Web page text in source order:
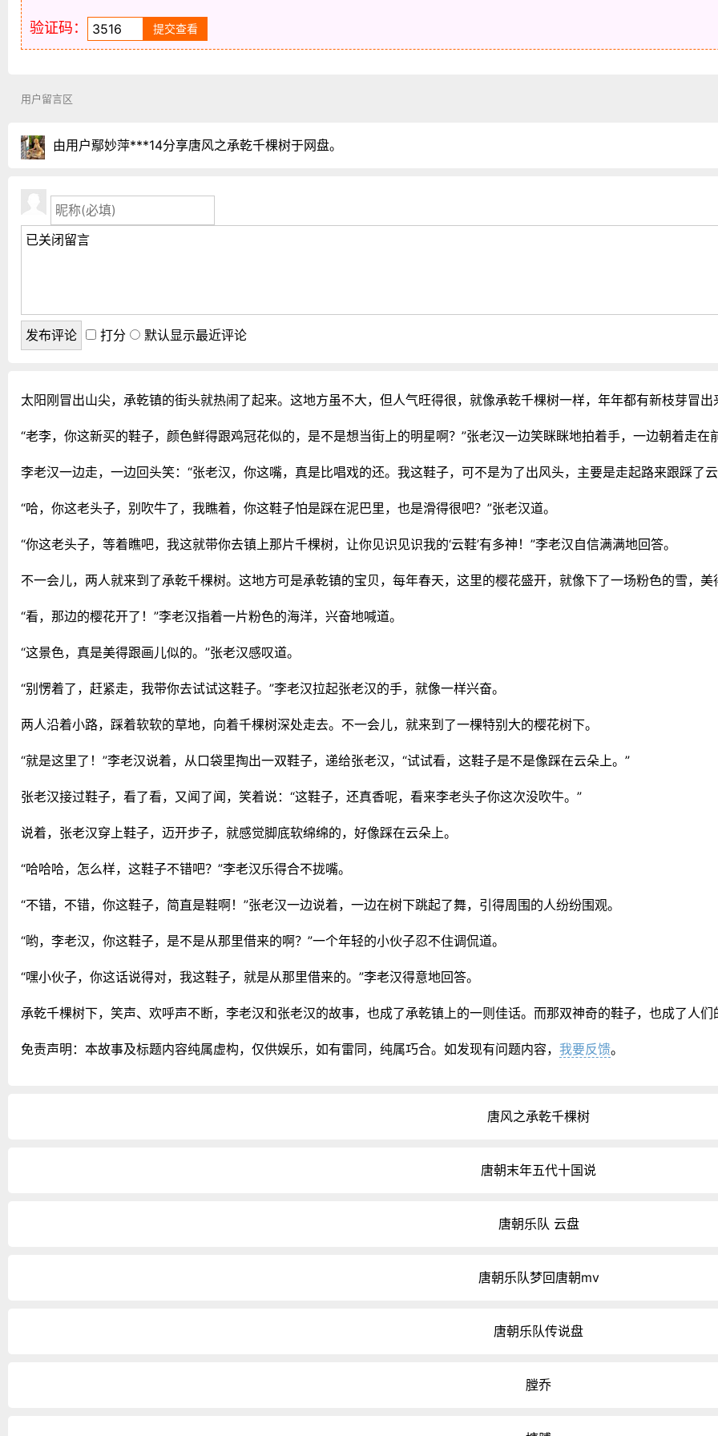
验证码：
用户留言区
由用户鄢妙萍***14分享唐风之承乾千棵树于网盘。
打分 默认显示最近评论
太阳刚冒出山尖，承乾镇的街头就热闹了起来。这地方虽不大，但人气旺得很，就像承乾千棵树一样，年年都有新枝芽冒出
“老李，你这新买的鞋子，颜色鲜得跟鸡冠花似的，是不是想当街上的明星啊？”张老汉一边笑眯眯地拍着手，一边朝着走在
李老汉一边走，一边回头笑：“张老汉，你这嘴，真是比唱戏的还。我这鞋子，可不是为了出风头，主要是走起路来跟踩了
“哈，你这老头子，别吹牛了，我瞧着，你这鞋子怕是踩在泥巴里，也是滑得很吧？”张老汉道。
“你这老头子，等着瞧吧，我这就带你去镇上那片千棵树，让你见识见识我的‘云鞋’有多神！”李老汉自信满满地回答。
不一会儿，两人就来到了承乾千棵树。这地方可是承乾镇的宝贝，每年春天，这里的樱花盛开，就像下了一场粉色的雪，美
“看，那边的樱花开了！”李老汉指着一片粉色的海洋，兴奋地喊道。
“这景色，真是美得跟画儿似的。”张老汉感叹道。
“别愣着了，赶紧走，我带你去试试这鞋子。”李老汉拉起张老汉的手，就像一样兴奋。
两人沿着小路，踩着软软的草地，向着千棵树深处走去。不一会儿，就来到了一棵特别大的樱花树下。
“就是这里了！”李老汉说着，从口袋里掏出一双鞋子，递给张老汉，“试试看，这鞋子是不是像踩在云朵上。”
张老汉接过鞋子，看了看，又闻了闻，笑着说：“这鞋子，还真香呢，看来李老头子你这次没吹牛。”
说着，张老汉穿上鞋子，迈开步子，就感觉脚底软绵绵的，好像踩在云朵上。
“哈哈哈，怎么样，这鞋子不错吧？”李老汉乐得合不拢嘴。
“不错，不错，你这鞋子，简直是鞋啊！”张老汉一边说着，一边在树下跳起了舞，引得周围的人纷纷围观。
“哟，李老汉，你这鞋子，是不是从那里借来的啊？”一个年轻的小伙子忍不住调侃道。
“嘿小伙子，你这话说得对，我这鞋子，就是从那里借来的。”李老汉得意地回答。
承乾千棵树下，笑声、欢呼声不断，李老汉和张老汉的故事，也成了承乾镇上的一则佳话。而那双神奇的鞋子，也成了人们
免责声明：本故事及标题内容纯属虚构，仅供娱乐，如有雷同，纯属巧合。如发现有问题内容， 我要反馈。
唐风之承乾千棵树
唐朝末年五代十国说
唐朝乐队 云盘
唐朝乐队梦回唐朝mv
唐朝乐队传说盘
膛乔